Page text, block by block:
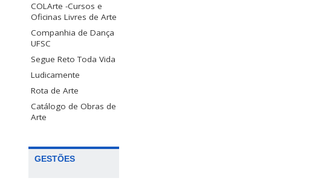
COLArte -Cursos e
Oficinas Livres de Arte
Companhia de Dança
UFSC
Segue Reto Toda Vida
Ludicamente
Rota de Arte
Catálogo de Obras de
Arte
GESTÕES